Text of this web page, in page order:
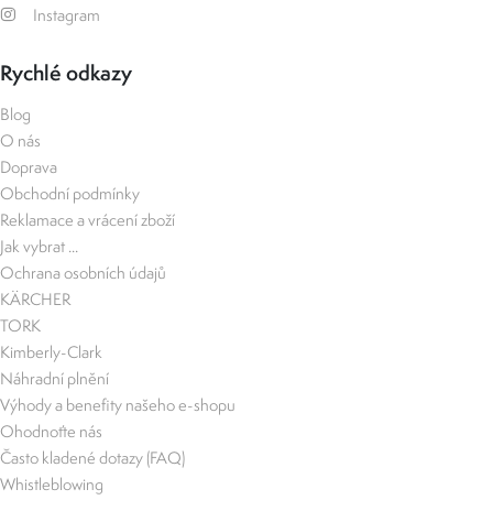
Instagram
Rychlé odkazy
Blog
O nás
Doprava
Obchodní podmínky
Reklamace a vrácení zboží
Jak vybrat ...
Ochrana osobních údajů
KÄRCHER
TORK
Kimberly-Clark
Náhradní plnění
Výhody a benefity našeho e-shopu
Ohodnoťte nás
Často kladené dotazy (FAQ)
Whistleblowing